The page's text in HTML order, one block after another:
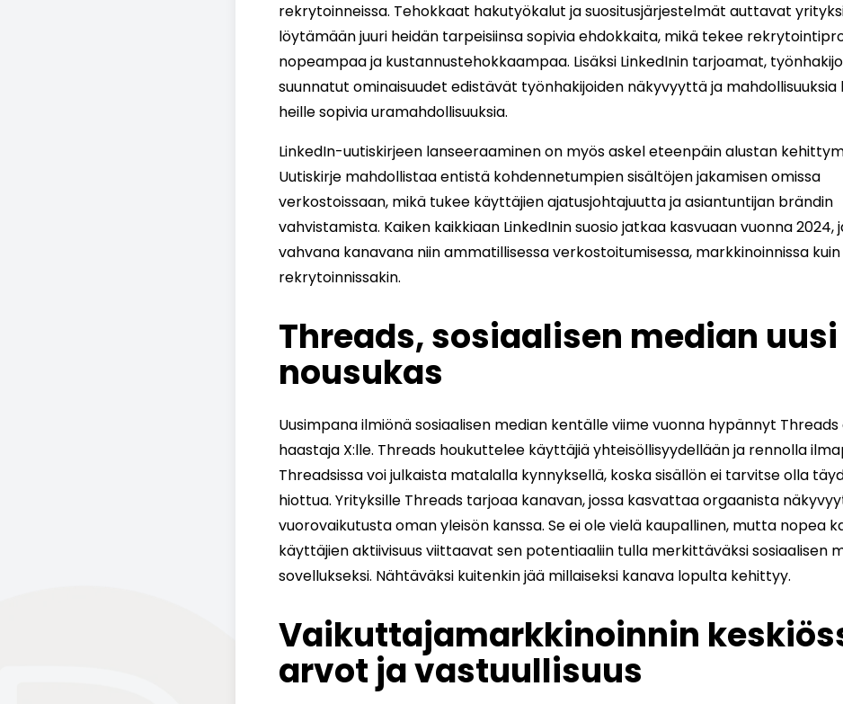
rekrytoinneissa. Tehokkaat hakutyökalut ja suositusjärjestelmät auttavat
löytämään juuri heidän tarpeisiinsa sopivia ehdokkaita, mikä tekee
nopeampaa ja kustannustehokkaampaa. Lisäksi LinkedInin tarjoamat,
suunnatut ominaisuudet edistävät työnhakijoiden näkyvyyttä ja mahdollisuuksia
heille sopivia uramahdollisuuksia.
LinkedIn-uutiskirjeen lanseeraaminen on myös askel eteenpäin alustan
Uutiskirje mahdollistaa entistä kohdennetumpien sisältöjen jakamisen omissa
verkostoissaan, mikä tukee käyttäjien ajatusjohtajuutta ja asiantuntijan brändin
vahvistamista. Kaiken kaikkiaan LinkedInin suosio jatkaa kasvuaan vuonna 2024,
vahvana kanavana niin ammatillisessa verkostoitumisessa, markkinoinnissa kuin
rekrytoinnissakin.
Threads, sosiaalisen median uusi
nousukas
Uusimpana ilmiönä sosiaalisen median kentälle viime vuonna hypännyt Threads
haastaja X:lle. Threads houkuttelee käyttäjiä yhteisöllisyydellään ja rennolla
Threadsissa voi julkaista matalalla kynnyksellä, koska sisällön ei tarvitse olla
hiottua. Yrityksille Threads tarjoaa kanavan, jossa kasvattaa orgaanista
vuorovaikutusta oman yleisön kanssa. Se ei ole vielä kaupallinen, mutta nopea
käyttäjien aktiivisuus viittaavat sen potentiaaliin tulla merkittäväksi sosiaalisen
sovellukseksi. Nähtäväksi kuitenkin jää millaiseksi kanava lopulta kehittyy.
Vaikuttajamarkkinoinnin
arvot ja vastuullisuus